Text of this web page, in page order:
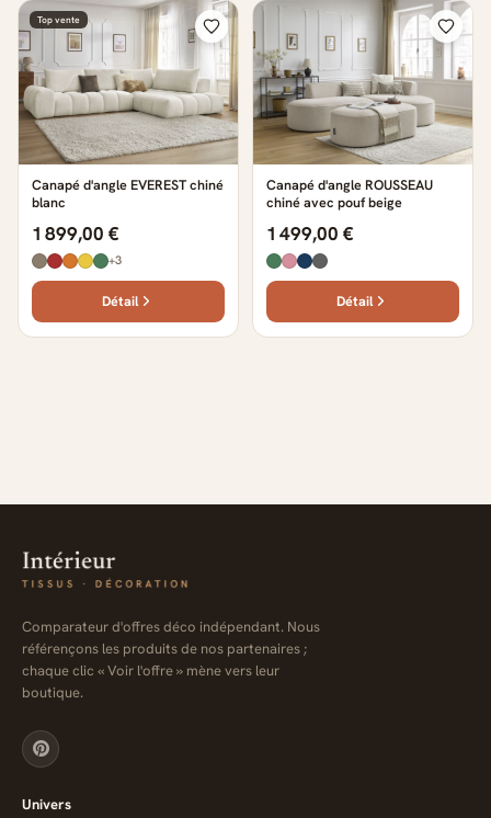
Top vente
Canapé d'angle EVEREST chiné
blanc
1 899,00 €
+3
Détail
Canapé d'angle ROUSSEAU
chiné avec pouf beige
1 499,00 €
Détail
Comparateur d'offres déco indépendant. Nous
référençons les produits de nos partenaires ;
chaque clic « Voir l'offre » mène vers leur
boutique.
Univers